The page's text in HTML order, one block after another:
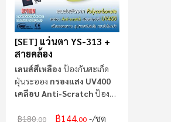
[SET] แว่นตา YS-313 +
สายคล้อง
เลนส์สีเหลือง ป้องกันสะเก็ด
ฝุ่นระออง กรองแสง UV400
เคลือบ Anti-Scratch ป้องกัน
฿180.00 ฿144.00 /ชุด